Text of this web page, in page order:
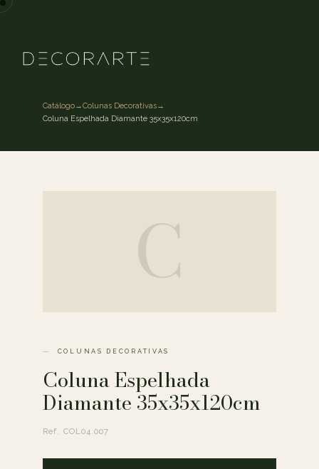
Catálogo→Colunas Decorativas→
Coluna Espelhada Diamante 35x35x120cm
C
COLUNAS DECORATIVAS
Coluna Espelhada
Diamante 35x35x120cm
Ref. COL04.007